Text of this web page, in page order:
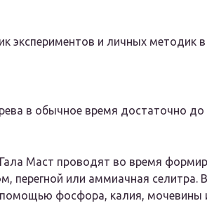
экспериментов и личных методик
в обычное время достаточно
Маст проводят во время
перегной или аммиачная селитра.
фосфора, калия, мочевины